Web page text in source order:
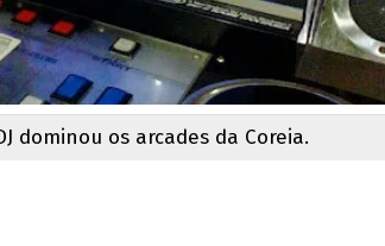
dominou os arcades da Coreia.